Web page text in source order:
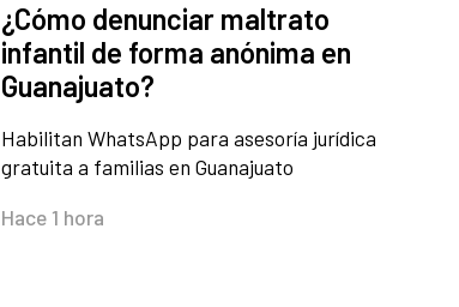
¿Cómo denunciar maltrato
infantil de forma anónima en
Guanajuato?
Habilitan WhatsApp para asesoría jurídica
gratuita a familias en Guanajuato
Hace 1 hora